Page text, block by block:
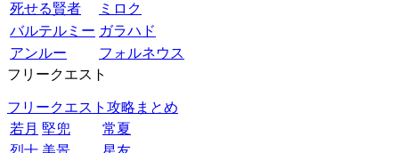
死せる賢者
ミロク
バルテルミー ガラハド
アンルー
フォルネウス
フリークエスト
フリークエスト攻略まとめ
若月 堅兜
常夏